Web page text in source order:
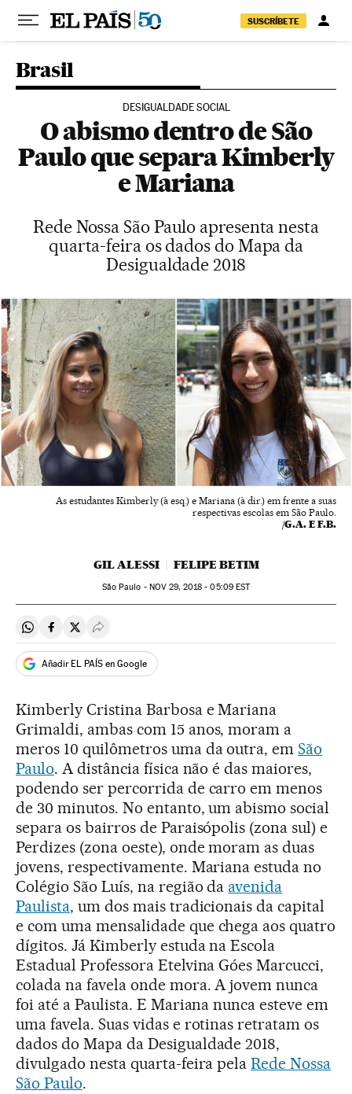
Pular para o conteúdo
SUSCRÍBETE
Brasil
DESIGUALDADE SOCIAL
O abismo dentro de São
Paulo que separa Kimberly
e Mariana
Rede Nossa São Paulo apresenta nesta
quarta-feira os dados do Mapa da
Desigualdade 2018
As estudantes Kimberly (à esq.) e Mariana (à dir.) em frente a suas
respectivas escolas em São Paulo.
/G.A. E F.B.
GIL ALESSI FELIPE BETIM
São Paulo - NOV 29, 2018 - 05:09EST
Compartir en Whatsapp
Compartir en Facebook
Compartir en Twitter
Desplegar Redes Sociales
Añadir EL PAÍS en Google
Kimberly Cristina Barbosa e Mariana
Grimaldi, ambas com 15 anos, moram a
meros 10 quilômetros uma da outra, emSão
Paulo. A distância física não é das maiores,
podendo ser percorrida de carro em menos
de 30 minutos. No entanto, um abismo social
separa os bairros de Paraisópolis (zona sul) e
Perdizes (zona oeste), onde moram as duas
jovens, respectivamente. Mariana estuda no
Colégio São Luís, na região da avenida
Paulista, um dos mais tradicionais da capital
e com uma mensalidade que chega aos quatro
dígitos. Já Kimberly estuda na Escola
Estadual Professora Etelvina Góes Marcucci,
colada na favela onde mora. A jovem nunca
foi até a Paulista. E Mariana nunca esteve em
uma favela. Suas vidas e rotinas retratam os
dados do Mapa da Desigualdade 2018,
divulgado nesta quarta-feira pelaRede Nossa
São Paulo.